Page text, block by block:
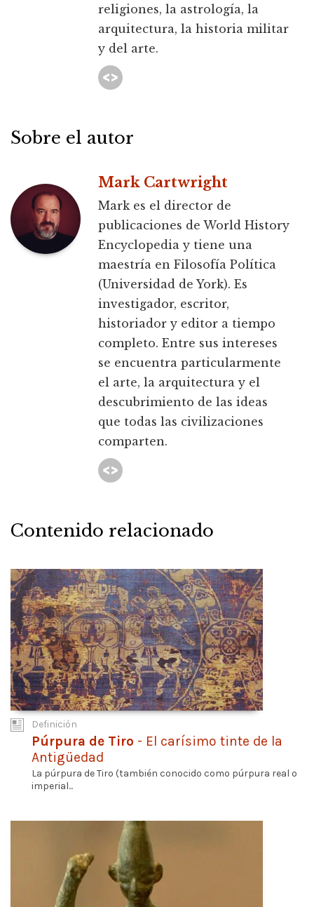
religiones, la astrología, la
arquitectura, la historia militar
y del arte.
Sobre el autor
Mark Cartwright
Mark es el director de
publicaciones de World History
Encyclopedia y tiene una
maestría en Filosofía Política
(Universidad de York). Es
investigador, escritor,
historiador y editor a tiempo
completo. Entre sus intereses
se encuentra particularmente
el arte, la arquitectura y el
descubrimiento de las ideas
que todas las civilizaciones
comparten.
Contenido relacionado
Definición
Púrpura de Tiro - El carísimo tinte de la
Antigüedad
La púrpura de Tiro (también conocido como púrpura real o
imperial...